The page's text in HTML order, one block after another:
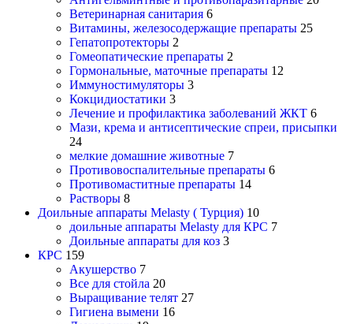
Ветеринарная санитария 6
Витамины, железосодержащие препараты 25
Гепатопротекторы 2
Гомеопатические препараты 2
Гормональные, маточные препараты 12
Иммуностимуляторы 3
Кокцидиостатики 3
Лечение и профилактика заболеваний ЖКТ 6
Мази, крема и антисептические спреи, присыпки
24
мелкие домашние животные 7
Противовоспалительные препараты 6
Противомаститные препараты 14
Растворы 8
Доильные аппараты Melasty ( Турция) 10
доильные аппараты Melasty для КРС 7
Доильные аппараты для коз 3
КРС 159
Акушерство 7
Все для стойла 20
Выращивание телят 27
Гигиена вымени 16